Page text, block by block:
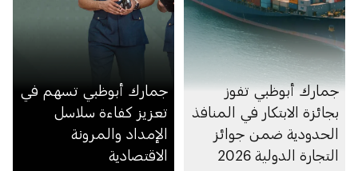
جمارك أبوظبي تفوز
بجائزة الابتكار في المنافذ
الحدودية ضمن جوائز
التجارة الدولية 2026
جمارك أبوظبي تسهم في
تعزيز كفاءة سلاسل
الإمداد والمرونة
الاقتصادية